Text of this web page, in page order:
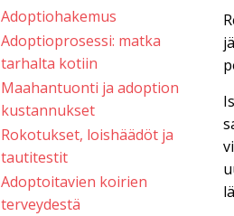
Adoptiohakemus
Adoptioprosessi: matka
tarhalta kotiin
Maahantuonti ja adoption
kustannukset
Rokotukset, loishäädöt ja
tautitestit
Adoptoitavien koirien
terveydestä